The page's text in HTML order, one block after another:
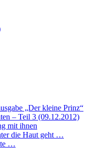
„Der kleine Prinz“
– Teil 3 (09.12.2012)
mit ihnen
die Haut geht …
…